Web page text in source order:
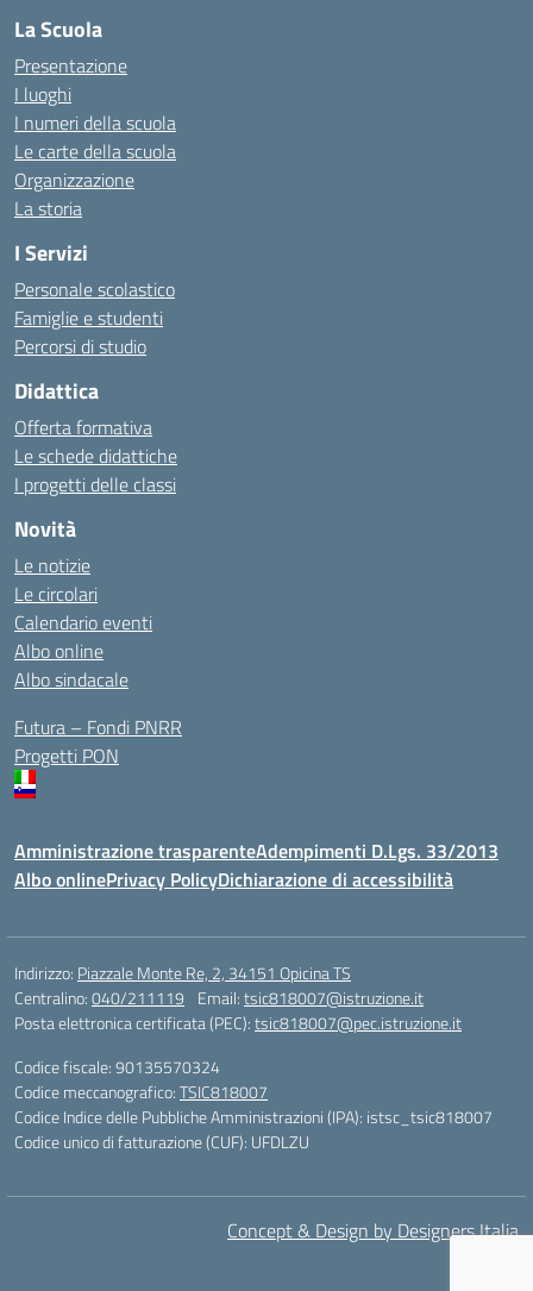
La Scuola
Presentazione
I luoghi
I numeri della scuola
Le carte della scuola
Organizzazione
La storia
I Servizi
Personale scolastico
Famiglie e studenti
Percorsi di studio
Didattica
Offerta formativa
Le schede didattiche
I progetti delle classi
Novità
Le notizie
Le circolari
Calendario eventi
Albo online
Albo sindacale
Futura – Fondi PNRR
Progetti PON
Amministrazione trasparenteAdempimenti D.Lgs. 33/2013
Albo onlinePrivacy PolicyDichiarazione di accessibilità
Indirizzo: Piazzale Monte Re, 2, 34151 Opicina TS
Centralino:040/211119 Email:tsic818007@istruzione.it
Posta elettronica certificata (PEC):tsic818007@pec.istruzione.it
Codice fiscale: 90135570324
Codice meccanografico:TSIC818007
Codice Indice delle Pubbliche Amministrazioni (IPA): istsc_tsic818007
Codice unico di fatturazione (CUF): UFDLZU
Concept & Design by Designers Italia